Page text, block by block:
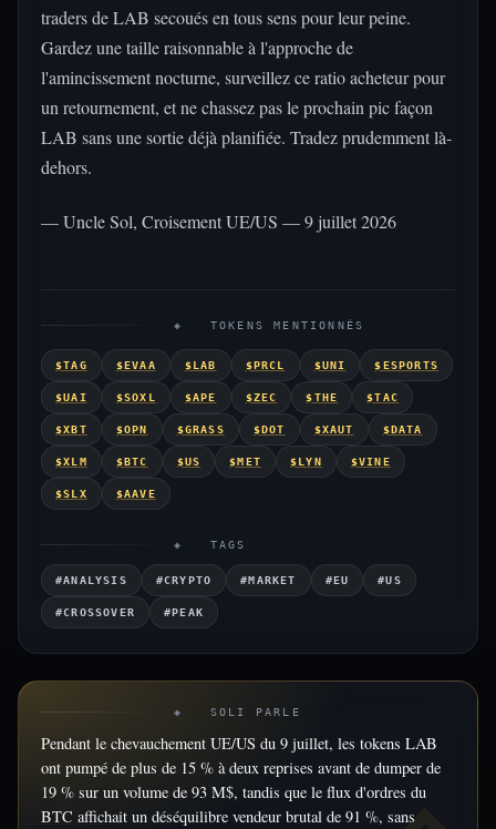
traders de LAB secoués en tous sens pour leur peine.
Gardez une taille raisonnable à l'approche de
l'amincissement nocturne, surveillez ce ratio acheteur pour
un retournement, et ne chassez pas le prochain pic façon
LAB sans une sortie déjà planifiée. Tradez prudemment là-
dehors.
— Uncle Sol, Croisement UE/US — 9 juillet 2026
◈ TOKENS MENTIONNÉS
$TAG $EVAA $LAB $PRCL $UNI $ESPORTS
$UAI $SOXL $APE $ZEC $THE $TAC
$XBT $OPN $GRASS $DOT $XAUT $DATA
$XLM $BTC $US $MET $LYN $VINE
$SLX $AAVE
◈ TAGS
#ANALYSIS #CRYPTO #MARKET #EU #US
#CROSSOVER #PEAK
◈ SOLI PARLE
Pendant le chevauchement UE/US du 9 juillet, les tokens LAB
ont pumpé de plus de 15 % à deux reprises avant de dumper de
19 % sur un volume de 93 M$, tandis que le flux d'ordres du
BTC affichait un déséquilibre vendeur brutal de 91 %, sans